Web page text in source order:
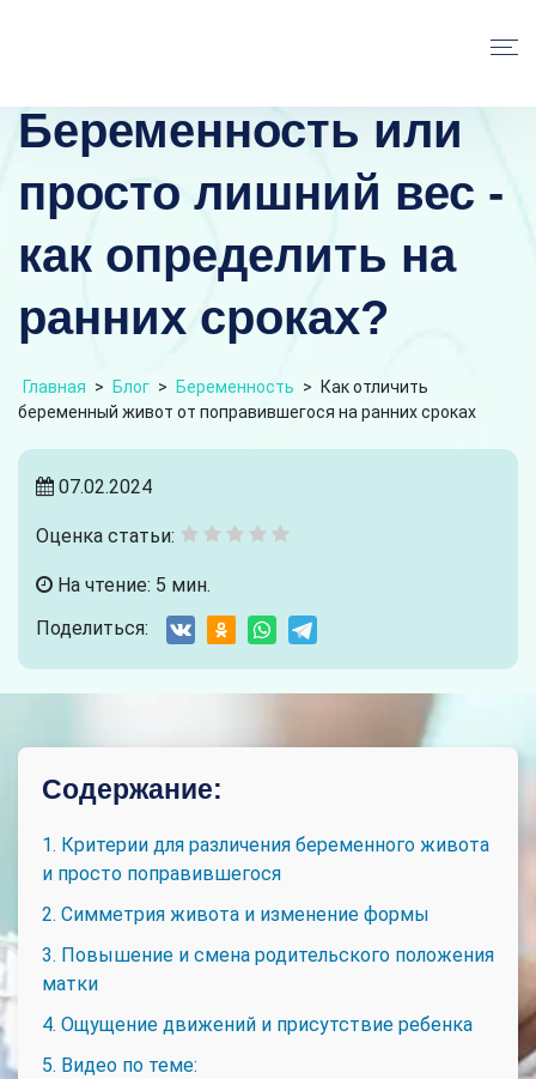
Беременность или
просто лишний вес -
как определить на
ранних сроках?
Главная > Блог > Беременность >
Как отличить
беременный живот от поправившегося на ранних сроках
07.02.2024
Оценка статьи:
На чтение: 5 мин.
Поделиться:
Содержание:
1. Критерии для различения беременного живота
и просто поправившегося
2. Симметрия живота и изменение формы
3. Повышение и смена родительского положения
матки
4. Ощущение движений и присутствие ребенка
5. Видео по теме: